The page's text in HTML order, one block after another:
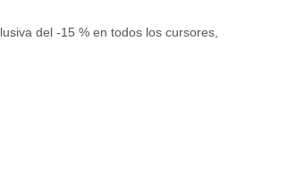
del -15 % en todos los cursores,